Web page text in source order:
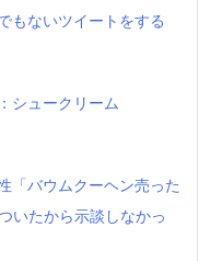
もないツイートをする
シュークリーム
「バウムクーヘン売った
いたから示談しなかっ